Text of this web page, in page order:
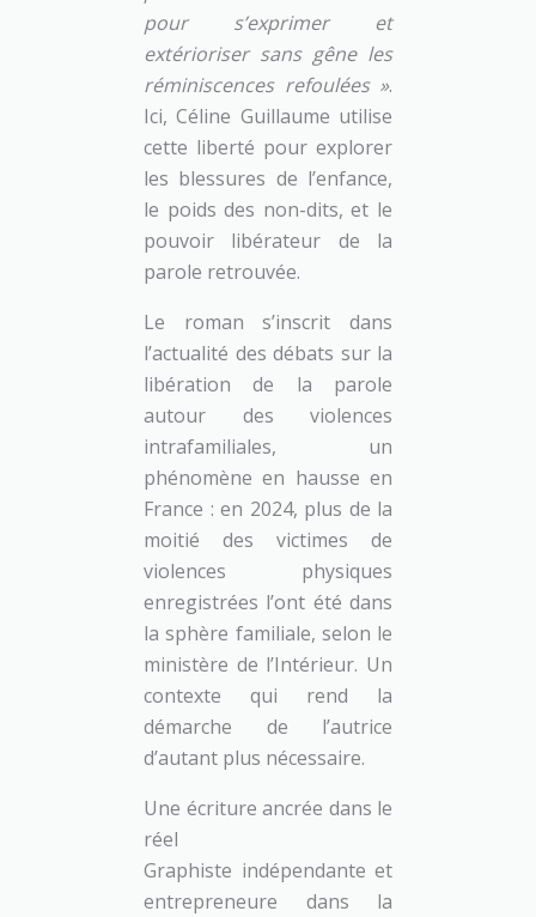
pour s’exprimer et
extérioriser sans gêne les
réminiscences refoulées ».
Ici, Céline Guillaume utilise
cette liberté pour explorer
les blessures de l’enfance,
le poids des non-dits, et le
pouvoir libérateur de la
parole retrouvée.
Le roman s’inscrit dans
l’actualité des débats sur la
libération de la parole
autour des violences
intrafamiliales, un
phénomène en hausse en
France : en 2024, plus de la
moitié des victimes de
violences physiques
enregistrées l’ont été dans
la sphère familiale, selon le
ministère de l’Intérieur. Un
contexte qui rend la
démarche de l’autrice
d’autant plus nécessaire.
Une écriture ancrée dans le
réel
Graphiste indépendante et
entrepreneure dans la